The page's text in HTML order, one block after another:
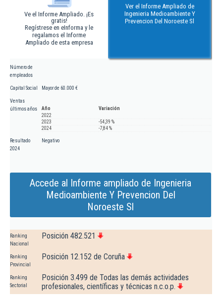
Ve el Informe Ampliado. ¡Es
gratis!
Regístrese en eInforma y le
regalamos el Informe
Ampliado de esta empresa
Ver el Informe Ampliado de
Ingenieria Medioambiente Y
Prevencion Del Noroeste Sl
Número de
empleados
Capital Social Mayor de 60.000 €
Ventas
últimos años
Año
Variación
2022
2023
-54,39 %
2024
-7,84 %
Resultado
2024
Negativo
Accede al Informe ampliado de Ingenieria
Medioambiente Y Prevencion Del
Noroeste Sl
Ranking
Nacional
Posición 482.521
Ranking
Provincial
Posición 12.152 de Coruña
Ranking
Sectorial
Posición 3.499 de Todas las demás actividades
profesionales, científicas y técnicas n.c.o.p.